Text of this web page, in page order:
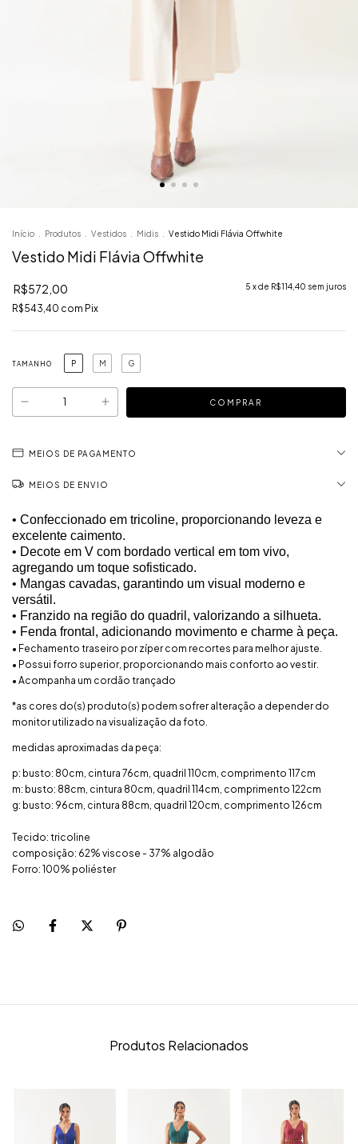
Início Produtos Vestidos Midis Vestido Midi Flávia Offwhite
Vestido Midi Flávia Offwhite
R$572,00 5 x de R$114,40 sem juros
R$543,40 com Pix
TAMANHO P M G
MEIOS DE PAGAMENTO
MEIOS DE ENVIO
• Confeccionado em tricoline, proporcionando leveza e
excelente caimento.
• Decote em V com bordado vertical em tom vivo,
agregando um toque sofisticado.
• Mangas cavadas, garantindo um visual moderno e
versátil.
• Franzido na região do quadril, valorizando a silhueta.
• Fenda frontal, adicionando movimento e charme à peça.
• Fechamento traseiro por zíper com recortes para melhor ajuste.
• Possui forro superior, proporcionando mais conforto ao vestir.
• Acompanha um cordão trançado
*as cores do(s) produto(s) podem sofrer alteração a depender do
monitor utilizado na visualização da foto.
medidas aproximadas da peça:
p: busto: 80cm, cintura 76cm, quadril 110cm, comprimento 117cm
m: busto: 88cm, cintura 80cm, quadril 114cm, comprimento 122cm
g: busto: 96cm, cintura 88cm, quadril 120cm, comprimento 126cm
Tecido: tricoline
composição: 62% viscose - 37% algodão
Forro: 100% poliéster
Produtos Relacionados